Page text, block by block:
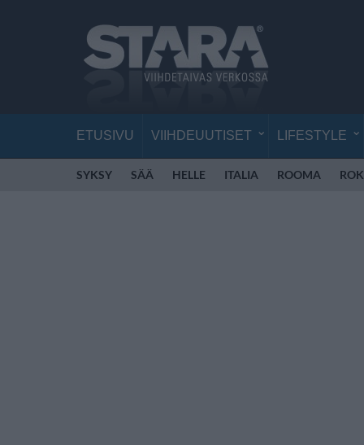
ETUSIVU VIIHDEUUTISET LIFESTYLE
SYKSY SÄÄ HELLE ITALIA ROOMA